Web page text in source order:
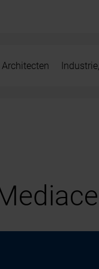
Architecten